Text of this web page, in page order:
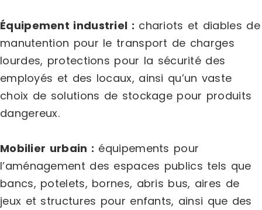
Équipement industriel : chariots et diables de
manutention pour le transport de charges
lourdes, protections pour la sécurité des
employés et des locaux, ainsi qu’un vaste
choix de solutions de stockage pour produits
dangereux.
Mobilier urbain : équipements pour
l’aménagement des espaces publics tels que
bancs, potelets, bornes, abris bus, aires de
jeux et structures pour enfants, ainsi que des